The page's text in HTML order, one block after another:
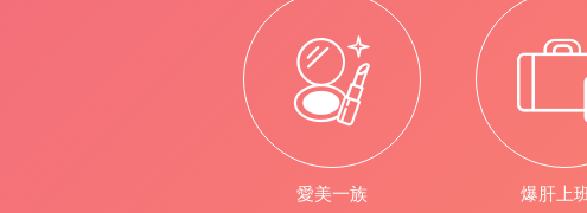
愛美一族 爆肝上